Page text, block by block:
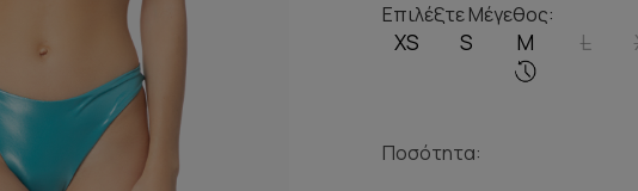
Επιλέξτε Μέγεθος:
XS S M L
Ποσότητα: